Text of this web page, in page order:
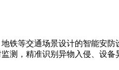
铁等交通场景设计的智能安
测，精准识别异物入侵、设